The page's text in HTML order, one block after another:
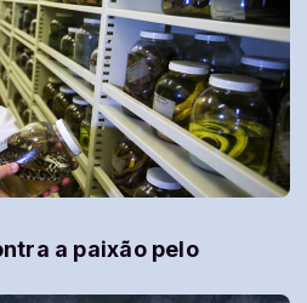
a paixão pelo